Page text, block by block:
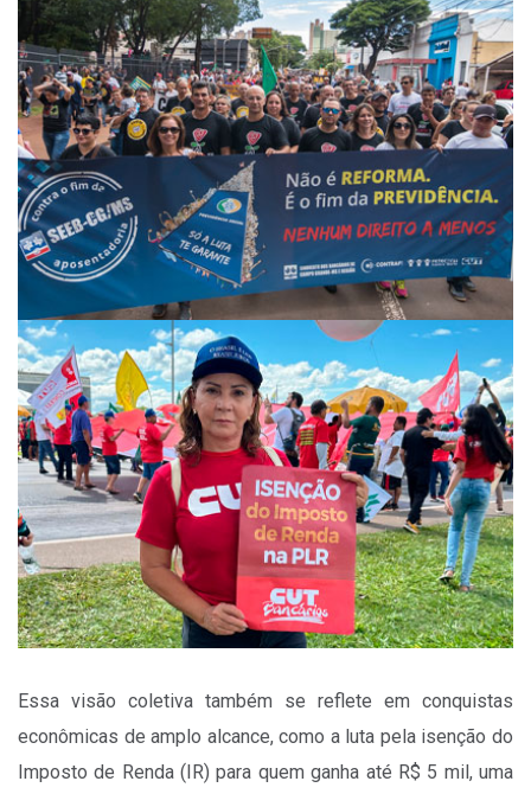
Essa visão coletiva também se reflete em conquistas
econômicas de amplo alcance, como a luta pela isenção do
Imposto de Renda (IR) para quem ganha até R$ 5 mil, uma